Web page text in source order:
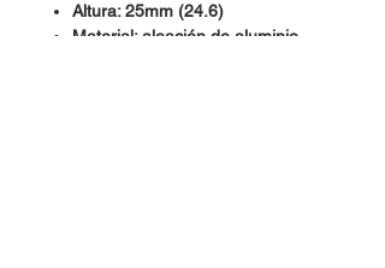
Altura: 25mm (24.6)
Material: aleación de aluminio